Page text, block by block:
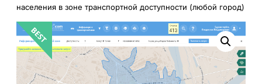
населения в зоне транспортной доступности (любой город)